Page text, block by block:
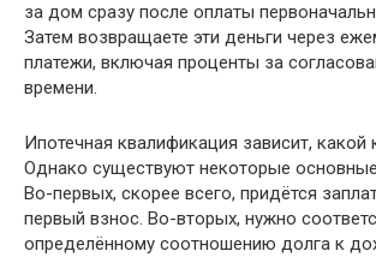
за дом сразу после оплаты
Затем возвращаете эти деньги через
платежи, включая проценты за
времени.
Ипотечная квалификация зависит, какой
Однако существуют некоторые
Во-первых, скорее всего, придётся
первый взнос. Во-вторых, нужно
определённому соотношению долга к